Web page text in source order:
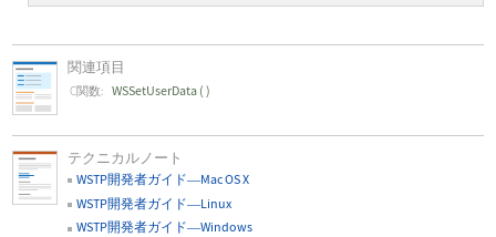
関連項目
C関数: WSSetUserData ( )
テクニカルノート
WSTP開発者ガイド—Mac OS X
WSTP開発者ガイド—Linux
WSTP開発者ガイド—Windows